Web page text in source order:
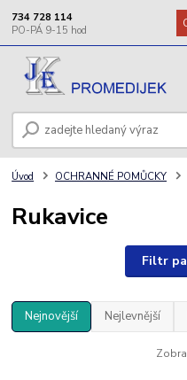
734 728 114
Úvod OCHRANNÉ POMŮCKY
Rukavice
Filtr
Nejnovější Nejlevnější